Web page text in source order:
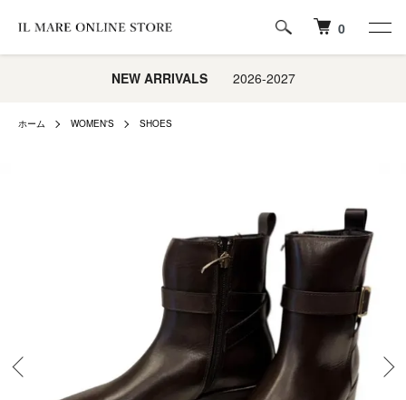
0
NEW ARRIVALS2026-2027
ホーム WOMEN'S SHOES